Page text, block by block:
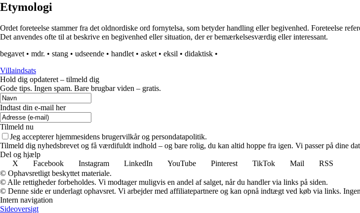
Etymologi
Ordet foreteelse stammer fra det oldnordiske ord fornytelsa, som betyder handling eller begivenhed. Foreteelse
Det anvendes ofte til at beskrive en begivenhed eller situation, der er bemærkelsesværdig eller interessant.
begavet • mdr. • stang • udseende • handlet • asket • eksil • didaktisk •
Villaindsats
Hold dig opdateret – tilmeld dig
Gode tips. Ingen spam. Bare brugbar viden – gratis.
Indtast din e-mail her
Tilmeld nu
Jeg accepterer hjemmesidens brugervilkår og persondatapolitik.
Tilmeld dig nyhedsbrevet og få værdifuldt indhold – og bare rolig, du kan altid hoppe fra igen. Vi passer på dine
Del og hjælp
X
Facebook Instagram LinkedIn YouTube Pinterest TikTok Mail
RSS
© Ophavsretligt beskyttet materiale.
© Alle rettigheder forbeholdes. Vi modtager muligvis en andel af salget, når du handler via links på siden.
© Denne side er underlagt ophavsret. Vi arbejder med affiliatepartnere og kan opnå indtægt ved køb via links.
Intern navigation
Sideoversigt